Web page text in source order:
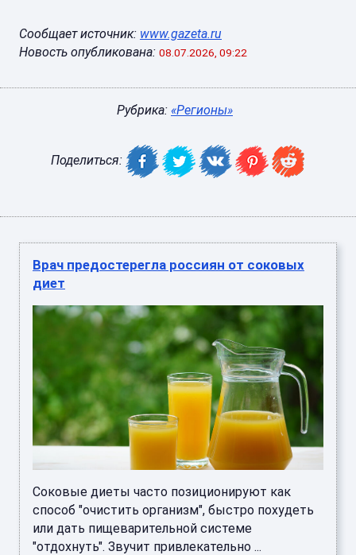
Сообщает источник: www.gazeta.ru
Новость опубликована: 08.07.2026, 09:22
Рубрика: «Регионы»
Поделиться:
Врач предостерегла россиян от соковых
диет
Соковые диеты часто позиционируют как
способ "очистить организм", быстро похудеть
или дать пищеварительной системе
"отдохнуть". Звучит привлекательно ...